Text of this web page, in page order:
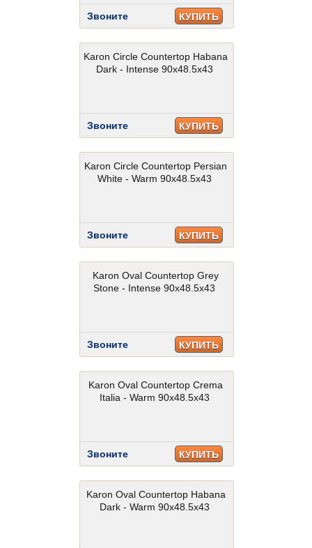
Звоните КУПИТЬ
Karon Circle Countertop Habana
Dark - Intense 90x48.5x43
Звоните КУПИТЬ
Karon Circle Countertop Persian
White - Warm 90x48.5x43
Звоните КУПИТЬ
Karon Oval Countertop Grey
Stone - Intense 90x48.5x43
Звоните КУПИТЬ
Karon Oval Countertop Crema
Italia - Warm 90x48.5x43
Звоните КУПИТЬ
Karon Oval Countertop Habana
Dark - Warm 90x48.5x43